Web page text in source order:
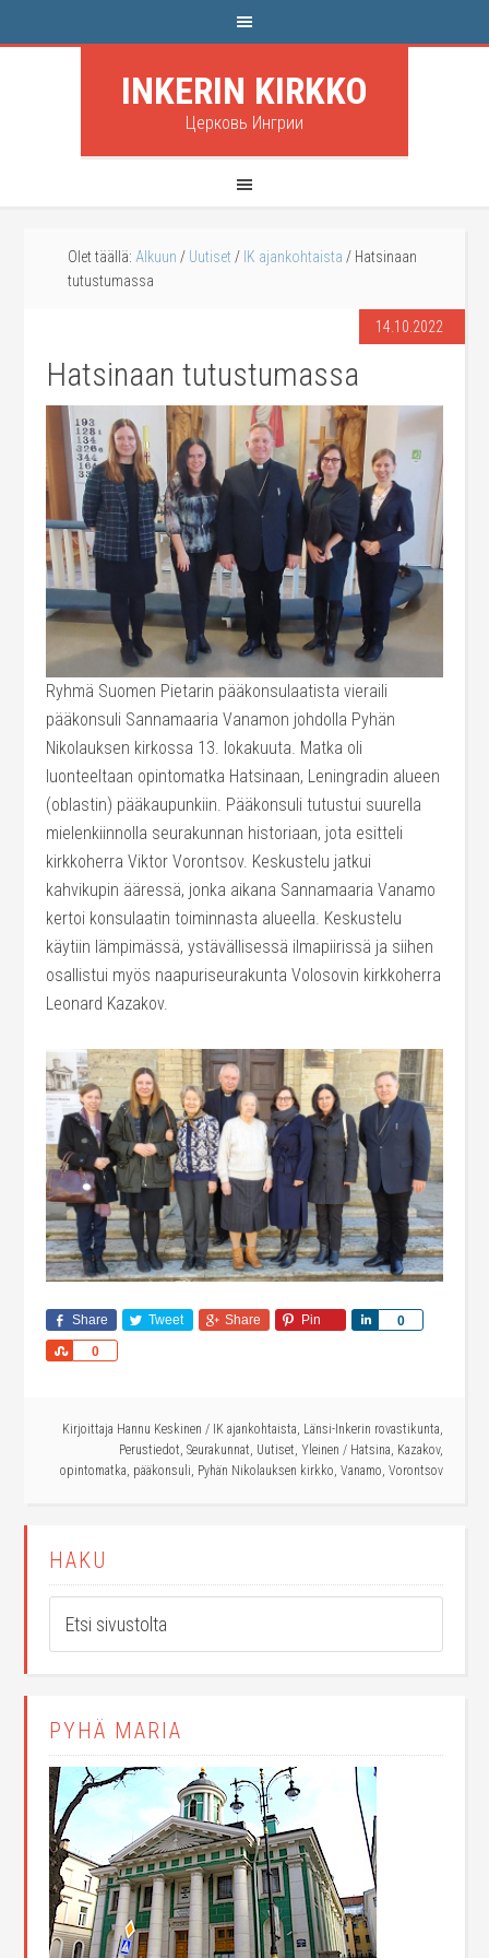
INKERIN KIRKKO
Церковь Ингрии
Olet täällä: Alkuun / Uutiset / IK ajankohtaista / Hatsinaan
tutustumassa
14.10.2022
Hatsinaan tutustumassa
Ryhmä Suomen Pietarin pääkonsulaatista vieraili
pääkonsuli Sannamaaria Vanamon johdolla Pyhän
Nikolauksen kirkossa 13. lokakuuta. Matka oli
luonteeltaan opintomatka Hatsinaan, Leningradin alueen
(oblastin) pääkaupunkiin. Pääkonsuli tutustui suurella
mielenkiinnolla seurakunnan historiaan, jota esitteli
kirkkoherra Viktor Vorontsov. Keskustelu jatkui
kahvikupin ääressä, jonka aikana Sannamaaria Vanamo
kertoi konsulaatin toiminnasta alueella. Keskustelu
käytiin lämpimässä, ystävällisessä ilmapiirissä ja siihen
osallistui myös naapuriseurakunta Volosovin kirkkoherra
Leonard Kazakov.
Share Tweet Share Pin 0
Share
0
Share
Kirjoittaja Hannu Keskinen / IK ajankohtaista, Länsi-Inkerin rovastikunta,
Perustiedot, Seurakunnat, Uutiset, Yleinen / Hatsina, Kazakov,
opintomatka, pääkonsuli, Pyhän Nikolauksen kirkko, Vanamo, Vorontsov
HAKU
PYHÄ MARIA